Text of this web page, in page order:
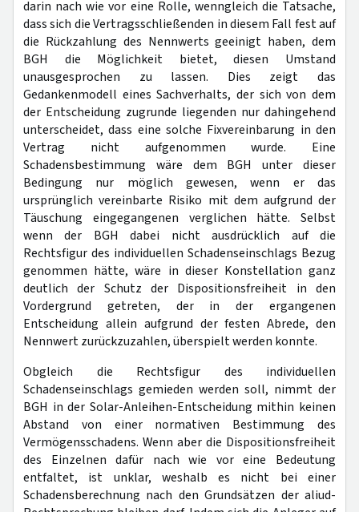
darin nach wie vor eine Rolle, wenngleich die Tatsache,
dass sich die Vertragsschließenden in diesem Fall fest auf
die Rückzahlung des Nennwerts geeinigt haben, dem
BGH die Möglichkeit bietet, diesen Umstand
unausgesprochen zu lassen. Dies zeigt das
Gedankenmodell eines Sachverhalts, der sich von dem
der Entscheidung zugrunde liegenden nur dahingehend
unterscheidet, dass eine solche Fixvereinbarung in den
Vertrag nicht aufgenommen wurde. Eine
Schadensbestimmung wäre dem BGH unter dieser
Bedingung nur möglich gewesen, wenn er das
ursprünglich vereinbarte Risiko mit dem aufgrund der
Täuschung eingegangenen verglichen hätte. Selbst
wenn der BGH dabei nicht ausdrücklich auf die
Rechtsfigur des individuellen Schadenseinschlags Bezug
genommen hätte, wäre in dieser Konstellation ganz
deutlich der Schutz der Dispositionsfreiheit in den
Vordergrund getreten, der in der ergangenen
Entscheidung allein aufgrund der festen Abrede, den
Nennwert zurückzuzahlen, überspielt werden konnte.
Obgleich die Rechtsfigur des individuellen
Schadenseinschlags gemieden werden soll, nimmt der
BGH in der Solar-Anleihen-Entscheidung mithin keinen
Abstand von einer normativen Bestimmung des
Vermögensschadens. Wenn aber die Dispositionsfreiheit
des Einzelnen dafür nach wie vor eine Bedeutung
entfaltet, ist unklar, weshalb es nicht bei einer
Schadensberechnung nach den Grund­sätzen der aliud-